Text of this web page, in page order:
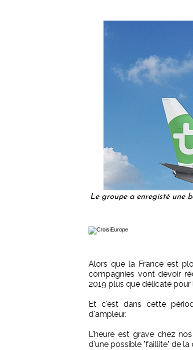
Le groupe a enregisté une
Alors que la France est
compagnies vont devoir
2019 plus que délicate pour
Et c'est dans cette
d'ampleur.
L'heure est grave chez
d'une possible "faillite" de